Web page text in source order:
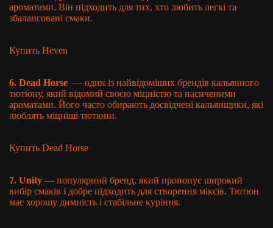
ароматами. Він підходить для тих, хто любить легкі та
збалансовані смаки.
Купить Heven
6. Dead Horse — один із найвідоміших брендів кальянного
тютюну, який відомий своєю міцністю та насиченими
ароматами. Його часто обирають досвідчені кальянщики, які
люблять міцніші тютюни.
Купить Dead Horse
7. Unity — популярний бренд, який пропонує широкий
вибір смаків і добре підходить для створення міксів. Тютюн
має хорошу димність і стабільне куріння.